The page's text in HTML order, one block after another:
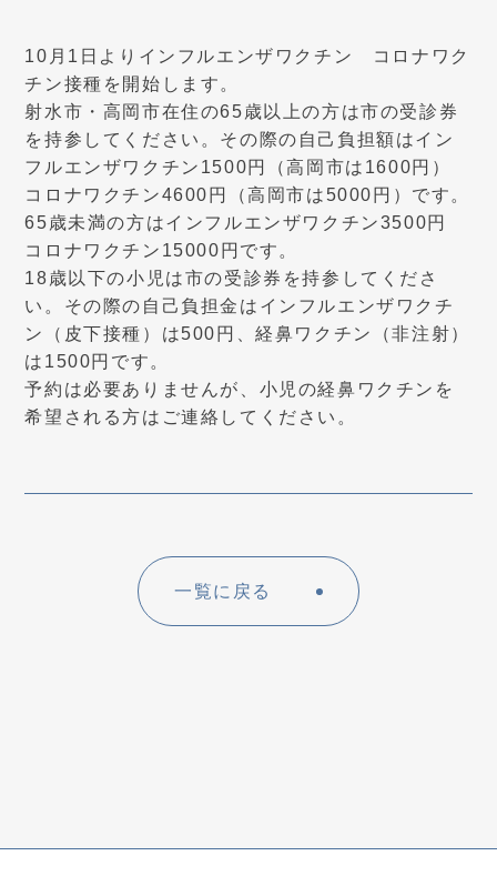
10月1日よりインフルエンザワクチン コロナワク
チン接種を開始します。
射水市・高岡市在住の65歳以上の方は市の受診券
を持参してください。その際の自己負担額はイン
フルエンザワクチン1500円（高岡市は1600円）
コロナワクチン4600円（高岡市は5000円）です。
65歳未満の方はインフルエンザワクチン3500円
コロナワクチン15000円です。
18歳以下の小児は市の受診券を持参してくださ
い。その際の自己負担金はインフルエンザワクチ
ン（皮下接種）は500円、経鼻ワクチン（非注射）
は1500円です。
予約は必要ありませんが、小児の経鼻ワクチンを
希望される方はご連絡してください。
一覧に戻る